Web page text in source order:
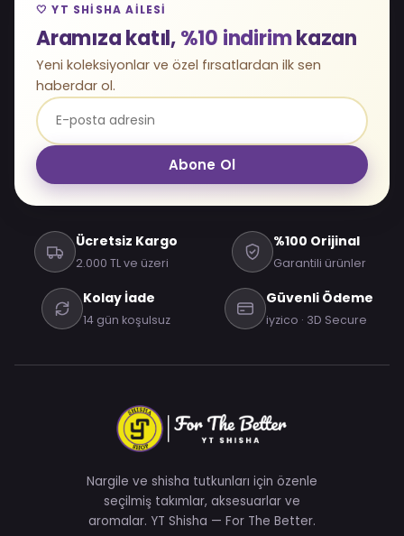
🤍 YT SHISHA AILESI
Aramıza katıl,%10 indirimkazan
Yeni koleksiyonlar ve özel fırsatlardan ilk sen
haberdar ol.
Abone Ol
Ücretsiz Kargo
2.000 TL ve üzeri
%100 Orijinal
Garantili ürünler
Kolay İade
14 gün koşulsuz
Güvenli Ödeme
iyzico · 3D Secure
Nargile ve shisha tutkunları için özenle
seçilmiş takımlar, aksesuarlar ve
aromalar. YT Shisha — For The Better.